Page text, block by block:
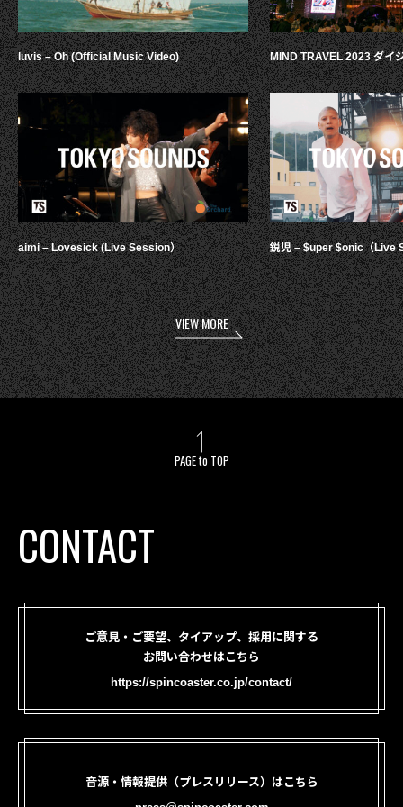
luvis – Oh (Official Music Video)
aimi – Lovesick (Live Session）
MIND TRAVEL 2023 ダイ
鋭児 – $uper $onic（Live
VIEW MORE
PAGE to TOP
CONTACT
ご意見・ご要望、タイアップ、採用に関する
お問い合わせはこちら
https://spincoaster.co.jp/contact/
音源・情報提供（プレスリリース）はこちら